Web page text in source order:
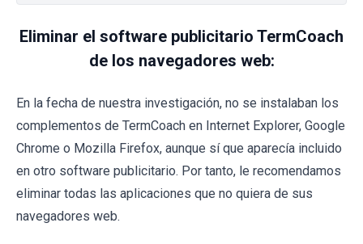
Eliminar el software publicitario TermCoach
de los navegadores web:
En la fecha de nuestra investigación, no se instalaban los
complementos de TermCoach en Internet Explorer, Google
Chrome o Mozilla Firefox, aunque sí que aparecía incluido
en otro software publicitario. Por tanto, le recomendamos
eliminar todas las aplicaciones que no quiera de sus
navegadores web.